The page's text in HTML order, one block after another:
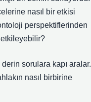
nasıl bir etkisi
perspektiflerinden
etkileyebilir?
sorulara kapı aralar.
nasıl birbirine